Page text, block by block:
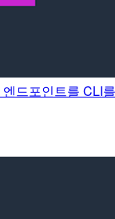
드포인트를 CLI